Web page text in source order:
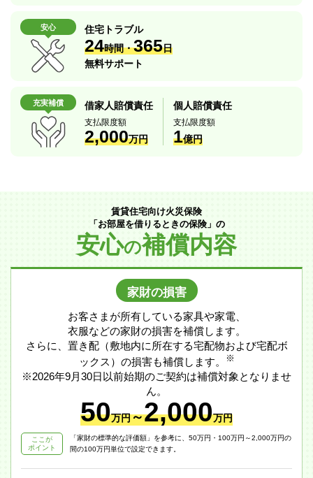
安心 住宅トラブル
24時間・365日
無料サポート
充実補償 借家人賠償責任
支払限度額
2,000万円
個人賠償責任
支払限度額
1億円
賃貸住宅向け火災保険
「お部屋を借りるときの保険」の
安心の補償内容
家財の損害
お客さまが所有している家具や家電、
衣服などの家財の損害を補償します。
さらに、置き配（敷地内に所在する宅配物および宅配ボ
ックス）の損害も補償します。
※
※2026年9月30日以前始期のご契約は補償対象となりませ
ん。
50万円～2,000万円
ここが
ポイント
「家財の標準的な評価額」を参考に、50万円・100万円～2,000万円の
間の100万円単位で設定できます。